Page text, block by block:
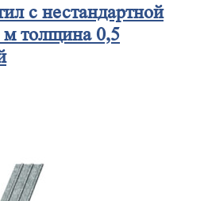
с нестандартной
толщина 0,5